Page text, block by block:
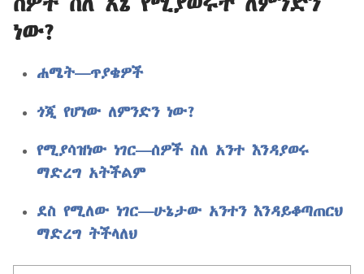
ነው?
ሐሜት​—ጥያቄዎች
ጎጂ የሆነው ለምንድን ነው?
የሚያሳዝነው ነገር​—ሰዎች ስለ አንተ እንዳያወሩ
ማድረግ አትችልም
ደስ የሚለው ነገር​—ሁኔታው አንተን እንዳይቆጣጠርህ
ማድረግ ትችላለህ